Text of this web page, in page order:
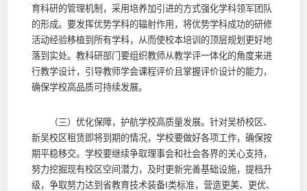
育科研的管理机制，采用培养加引进的方式强化学科领军团队
的形成。要发挥优势学科的辐射作用，将优势学科成功的研修
活动经验移植到所有学科，从而使校本培训的顶层规划更好地
落到实处。教科研部门要组织教师从教学评一体化的角度来进
行教学设计，引导教师学会课程评价且掌握评价设计的能力，
确保学校高品质可持续发展。
（三）优化保障，护航学校高质量发展。针对吴桥校区、
新吴校区租赁即将到期的情况，学校要做好各项工作，确保按
期平稳移交。学校要继续争取理事会和社会各界的关心支持，
努力挖掘现有校区空间潜力，及时更新完善基础设施，提档升
级，争取努力达到省教育技术装备Ι类标准，营造更美、更优、